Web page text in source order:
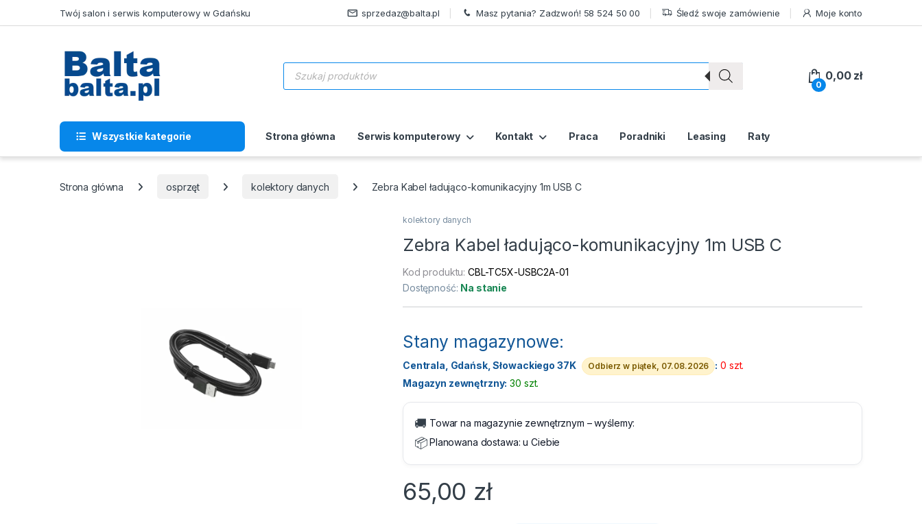
Skip to navigationTwój salon i serwis komputerowy w Gdańsku sprzedaz@balta.pl Masz pytania? Zadzwoń! 58 524 50 00 Śledź swoje zamówienie Moje konto
Wyszukiwarka produktów
0
0,00 zł
Wszystkie kategorie Strona główna Serwis komputerowy Kontakt Praca Poradniki Leasing Raty
Strona główna osprzęt kolektory danych Zebra Kabel ładująco-komunikacyjny 1m USB C
kolektory danych
Zebra Kabel ładująco-komunikacyjny 1m USB C
Kod produktu:CBL-TC5X-USBC2A-01
Dostępność: Na stanie
Stany magazynowe:
Centrala, Gdańsk, Słowackiego 37K Odbierz w piątek, 07.08.2026 : 0 szt.
Magazyn zewnętrzny: 30 szt.
🚚 Towar na magazynie zewnętrznym – wyślemy:
📦Planowana dostawa:u Ciebie
65,00 zł